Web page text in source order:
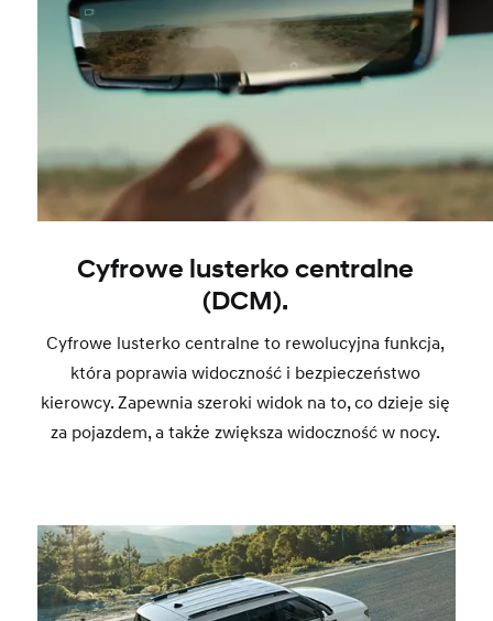
Cyfrowe lusterko centralne
(DCM).
Cyfrowe lusterko centralne to rewolucyjna funkcja,
która poprawia widoczność i bezpieczeństwo
kierowcy. Zapewnia szeroki widok na to, co dzieje się
za pojazdem, a także zwiększa widoczność w nocy.